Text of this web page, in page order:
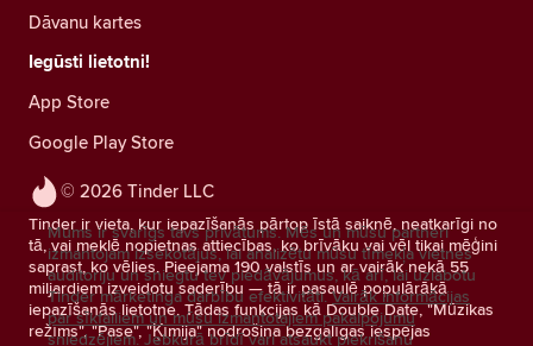
© 2026 Tinder LLC
Tinder ir vieta, kur iepazīšanās pārtop īstā saiknē, neatkarīgi no
tā, vai meklē nopietnas attiecības, ko brīvāku vai vēl tikai mēģini
saprast, ko vēlies. Pieejama 190 valstīs un ar vairāk nekā 55
miljardiem izveidotu saderību — tā ir pasaulē populārākā
iepazīšanās lietotne. Tādas funkcijas kā Double Date, "Mūzikas
režīms", "Pase", "Ķīmija" nodrošina bezgalīgas iespējas
Dāvanu kartes
Iegūsti lietotni!
App Store
Google Play Store
Mums ir svarīgs tavs privātums. Mēs un mūsu partneri
izmantojam izsekotājus, lai analizētu mūsu tīmekļa vietnes
auditoriju un sniegtu tev piedāvājumus, kā arī, lai uzlabotu
Tinder mārketinga darbību efektivitāti. Vairāk informācijas
par sīkfailiem un mūsu izmantotajiem pakalpojumu
sniedzējiem. Jebkurā brīdī vari atsaukt piekrišanu